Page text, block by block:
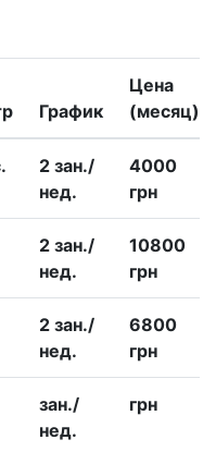
График
Цена
(месяц)
2 зан./
нед.
4000
грн
2 зан./
нед.
10800
грн
2 зан./
нед.
6800
грн
зан./
нед.
грн